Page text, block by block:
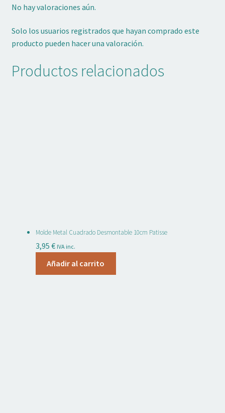
No hay valoraciones aún.
Solo los usuarios registrados que hayan comprado este
producto pueden hacer una valoración.
Productos relacionados
Molde Metal Cuadrado Desmontable 10cm Patisse
3,95 € IVA inc.
Añadir al carrito